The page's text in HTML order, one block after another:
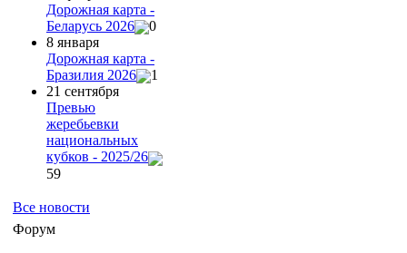
Дорожная карта -
Беларусь 2026
0
8 января
Дорожная карта -
Бразилия 2026
1
21 сентября
Превью
жеребьевки
национальных
кубков - 2025/26
59
Все новости
Форум